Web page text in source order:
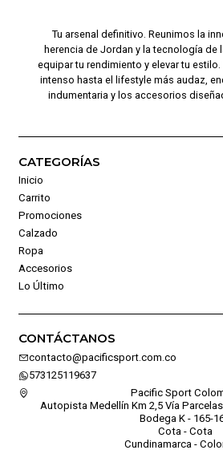
Tu arsenal definitivo. Reunimos la
herencia de Jordan y la tecnología de
equipar tu rendimiento y elevar tu
intenso hasta el lifestyle más audaz,
indumentaria y los accesorios
CATEGORÍAS
Inicio
Carrito
Promociones
Calzado
Ropa
Accesorios
Lo Último
CONTÁCTANOS
contacto@pacificsport.com.co
573125119637
Pacific Sport
Autopista Medellín Km 2,5 Vía
Bodega K - 165-
Cota - Cota
Cundinamarca -